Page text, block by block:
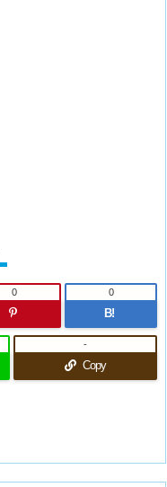
0
B!
0
Copy
-